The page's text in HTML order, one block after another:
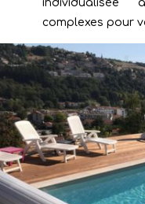
complexes pour